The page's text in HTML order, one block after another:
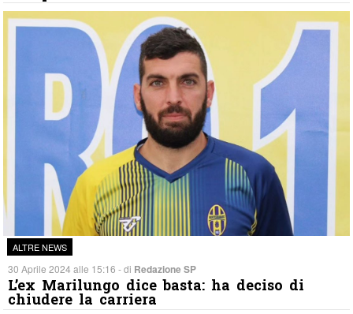
ALTRE NEWS
30 Aprile 2024 alle 15:16 - di Redazione SP
L’ex Marilungo dice basta: ha deciso di
chiudere la carriera